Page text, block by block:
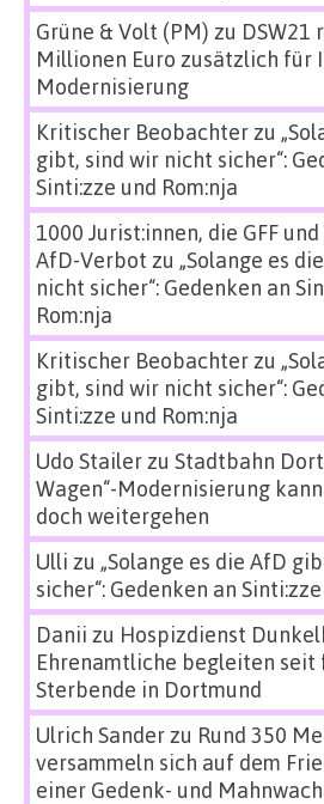
Grüne & Volt (PM) zu DSW21
Millionen Euro zusätzlich für
Modernisierung
Kritischer Beobachterzu
gibt, sind wir nicht sicher“:
Sinti:zze und Rom:nja
1000 Jurist:innen, die GFF
AfD-Verbot zu „Solange es
nicht sicher“: Gedenken an
Rom:nja
Kritischer Beobachterzu
gibt, sind wir nicht sicher“:
Sinti:zze und Rom:nja
Udo Stailerzu Stadtbahn
Wagen“-Modernisierung
doch weitergehen
Ulli zu „Solange es die AfD
sicher“: Gedenken an
Danii zu Hospizdienst
Ehrenamtliche begleiten seit
Sterbende in Dortmund
Ulrich Sanderzu Rund 350
versammeln sich auf dem
einer Gedenk- und